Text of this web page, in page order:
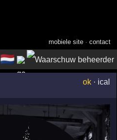
mobiele site ·contact
🇳🇱
ok · ical